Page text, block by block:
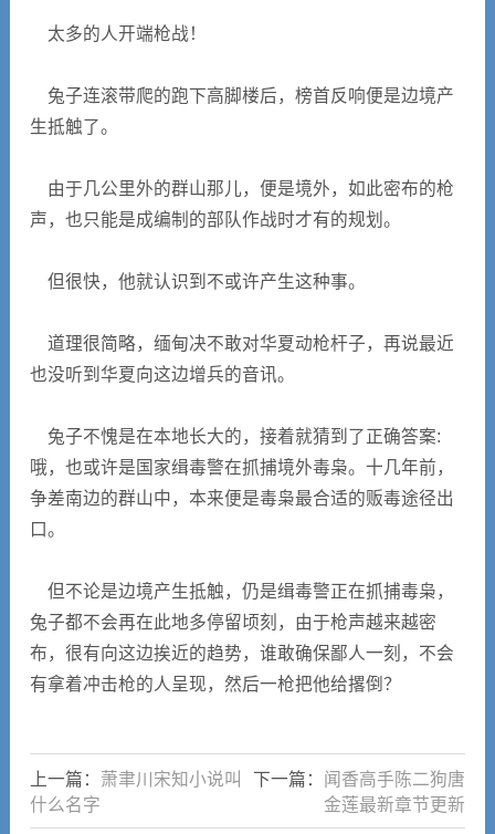
太多的人开端枪战！
兔子连滚带爬的跑下高脚楼后，榜首反响便是边境产
生抵触了。
由于几公里外的群山那儿，便是境外，如此密布的枪
声，也只能是成编制的部队作战时才有的规划。
但很快，他就认识到不或许产生这种事。
道理很简略，缅甸决不敢对华夏动枪杆子，再说最近
也没听到华夏向这边增兵的音讯。
兔子不愧是在本地长大的，接着就猜到了正确答案:
哦，也或许是国家缉毒警在抓捕境外毒枭。十几年前，
争差南边的群山中，本来便是毒枭最合适的贩毒途径出
口。
但不论是边境产生抵触，仍是缉毒警正在抓捕毒枭，
兔子都不会再在此地多停留顷刻，由于枪声越来越密
布，很有向这边挨近的趋势，谁敢确保鄙人一刻，不会
有拿着冲击枪的人呈现，然后一枪把他给撂倒？
上一篇： 萧聿川宋知小说叫
什么名字
下一篇： 闻香高手陈二狗唐
金莲最新章节更新